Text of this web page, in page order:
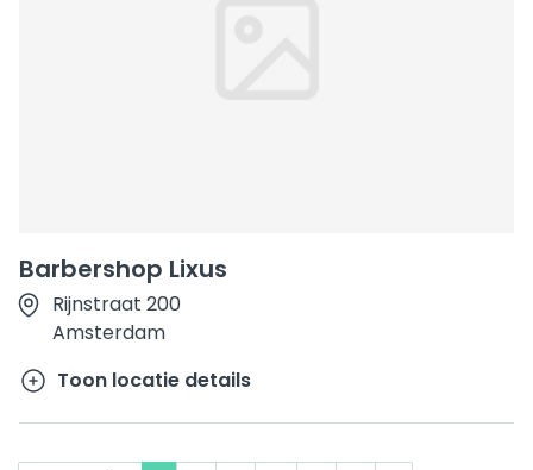
Barbershop Lixus
Rijnstraat 200
Amsterdam
Toon locatie details